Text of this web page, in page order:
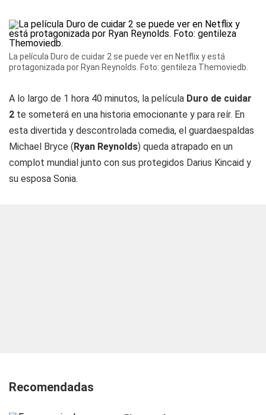
La película Duro de cuidar 2 se puede ver en Netflix y está
protagonizada por Ryan Reynolds. Foto: gentileza Themoviedb.
A lo largo de 1 hora 40 minutos, la película Duro de cuidar
2 te someterá en una historia emocionante y para reír. En
esta divertida y descontrolada comedia, el guardaespaldas
Michael Bryce (Ryan Reynolds) queda atrapado en un
complot mundial junto con sus protegidos Darius Kincaid y
su esposa Sonia.
Recomendadas